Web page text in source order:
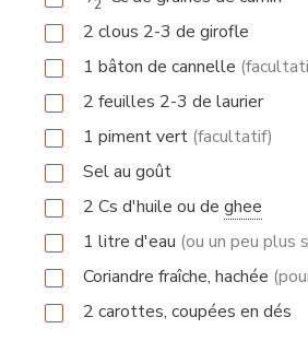
2
2 clous 2-3 de girofle
1 bâton de cannelle
2 feuilles 2-3 de laurier
1 piment vert (facultatif)
Sel au goût
2 Cs d'huile ou de ghee
1 litre d'eau (ou un peu plus
Coriandre fraîche, hachée
2 carottes, coupées en dés